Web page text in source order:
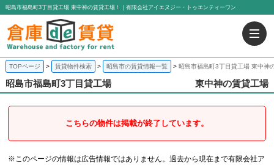
昭島市福島町3丁目貸工場 東中神の賃貸工場！｜有限会社アイエヌジー・トゥエンティーワン
TOPページ 賃貸物件検索 昭島市の賃貸情報一覧 昭島市福島町3丁目貸工場 東中神
昭島市福島町3丁目貸工場 東中神の賃貸工場
こちらの物件は掲載が終了しています。
※このページの情報は広告情報ではありません。過去から現在まで有限会社ア